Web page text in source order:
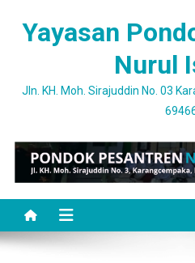
Yayasan
Nurul
Jln. KH. Moh. Sirajuddin No. 03